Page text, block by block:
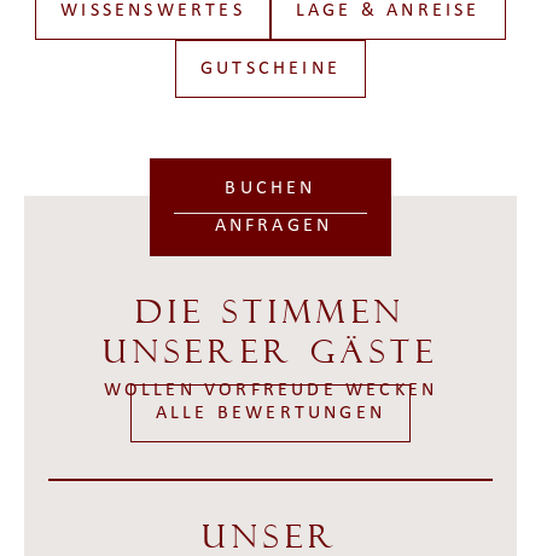
WISSENSWERTES LAGE & ANREISE
GUTSCHEINE
BUCHEN
ANFRAGEN
Die Stimmen
unserer Gäste
WOLLEN VORFREUDE WECKEN
ALLE BEWERTUNGEN
Unser